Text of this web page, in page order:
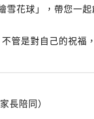
雪花球」，帶您一
管是對自己的祝福
長陪同）